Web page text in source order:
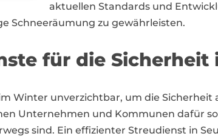
aktuellen Standards und
Schneeräumung zu gewährleisten.
für die Sicherheit
Winter unverzichtbar, um die
Unternehmen und Kommunen dafür
sind. Ein effizienter Streudienst in